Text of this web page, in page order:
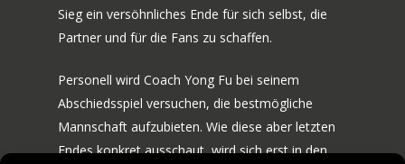
Sieg ein versöhnliches Ende für sich selbst, die
Partner und für die Fans zu schaffen.
Personell wird Coach Yong Fu bei seinem
Abschiedsspiel versuchen, die bestmögliche
Mannschaft aufzubieten. Wie diese aber letzten
Endes konkret ausschaut, wird sich erst in den
70 JAHRE TTF
JUBILÄUMS-
NEWS